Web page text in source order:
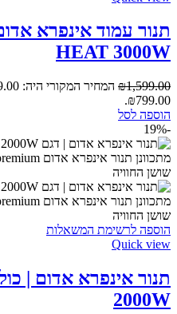
HEAT 3000W
₪1,599.00 המחיר המקורי היה: ₪1,599.00.
₪799.00.
הוספה לסל
-19%
הוספה לרשימת המשאלות
Quick view
2000W